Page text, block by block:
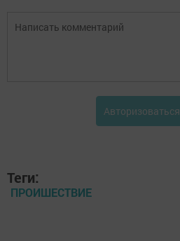
Авторизоваться
Теги:
ПРОИШЕСТВИЕ